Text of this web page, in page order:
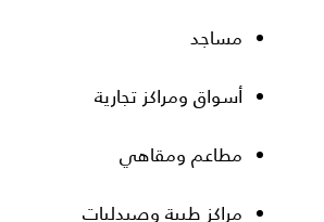
مساجد
أسواق ومراكز تجارية
مطاعم ومقاهي
مراكز طبية وصيدليات